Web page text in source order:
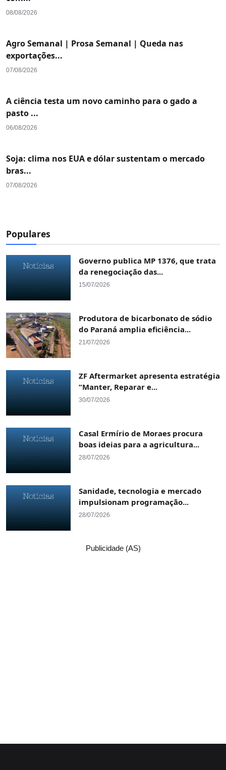
08/08/2026
Agro Semanal | Prosa Semanal | Queda nas
exportações...
07/08/2026
A ciência testa um novo caminho para o gado a
pasto ...
06/08/2026
Soja: clima nos EUA e dólar sustentam o mercado
bras...
07/08/2026
Populares
Governo publica MP 1376, que trata
da renegociação das...
15/07/2026
Produtora de bicarbonato de sódio
do Paraná amplia eficiência...
21/07/2026
ZF Aftermarket apresenta estratégia
“Manter, Reparar e...
30/07/2026
Casal Ermírio de Moraes procura
boas ideias para a agricultura...
28/07/2026
Sanidade, tecnologia e mercado
impulsionam programação...
28/07/2026
Publicidade (AS)